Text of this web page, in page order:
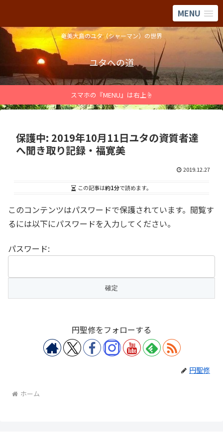
MENU
奄美大島のユタ（シャーマン）の世界
ユタへの道
スマホの『MENU』は右上☝
保護中: 2019年10月11日ユタの資質者達
へ聞き取り記録・福寛美
2019.12.27
この記事は約1分で読めます。
このコンテンツはパスワードで保護されています。閲覧す
るには以下にパスワードを入力してください。
パスワード:
円聖修をフォローする
円聖修
ホーム